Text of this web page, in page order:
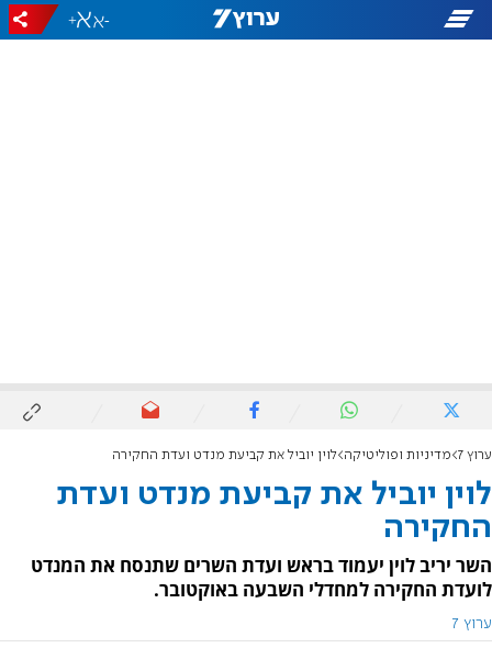
-
+
ערוץ 7 מדיניות ופוליטיקה לוין יוביל את קביעת מנדט ועדת החקירה
לוין יוביל את קביעת מנדט ועדת
החקירה
השר יריב לוין יעמוד בראש ועדת השרים שתנסח את המנדט
לועדת החקירה למחדלי השבעה באוקטובר.
ערוץ 7